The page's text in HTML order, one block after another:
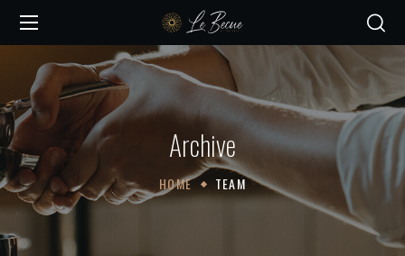
Archive
HOME TEAM